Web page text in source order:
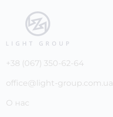
+38 (067) 350-62-64
office@light-group.com.ua
О нас